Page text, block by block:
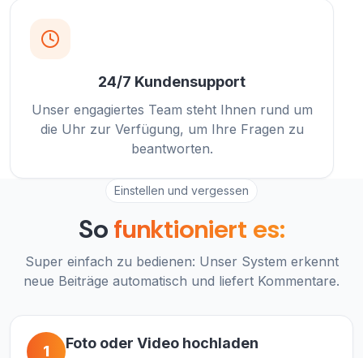
24/7 Kundensupport
Unser engagiertes Team steht Ihnen rund um
die Uhr zur Verfügung, um Ihre Fragen zu
beantworten.
Einstellen und vergessen
Sofunktioniert es:
Super einfach zu bedienen: Unser System erkennt
neue Beiträge automatisch und liefert Kommentare.
1 Foto oder Video hochladen